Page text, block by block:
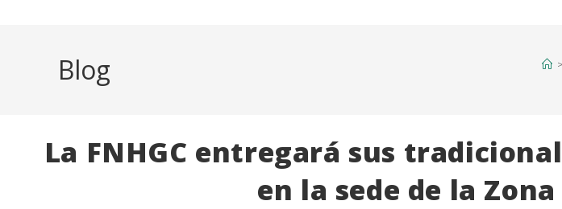
Blog >
La FNHGC entregará sus
en la sede de la